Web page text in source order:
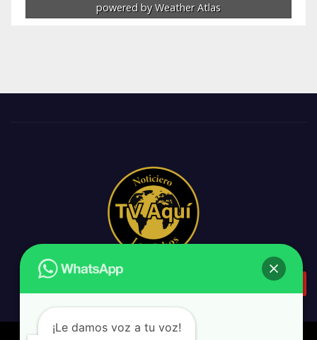
powered byWeather Atlas
¡Le damos voz a tu voz!